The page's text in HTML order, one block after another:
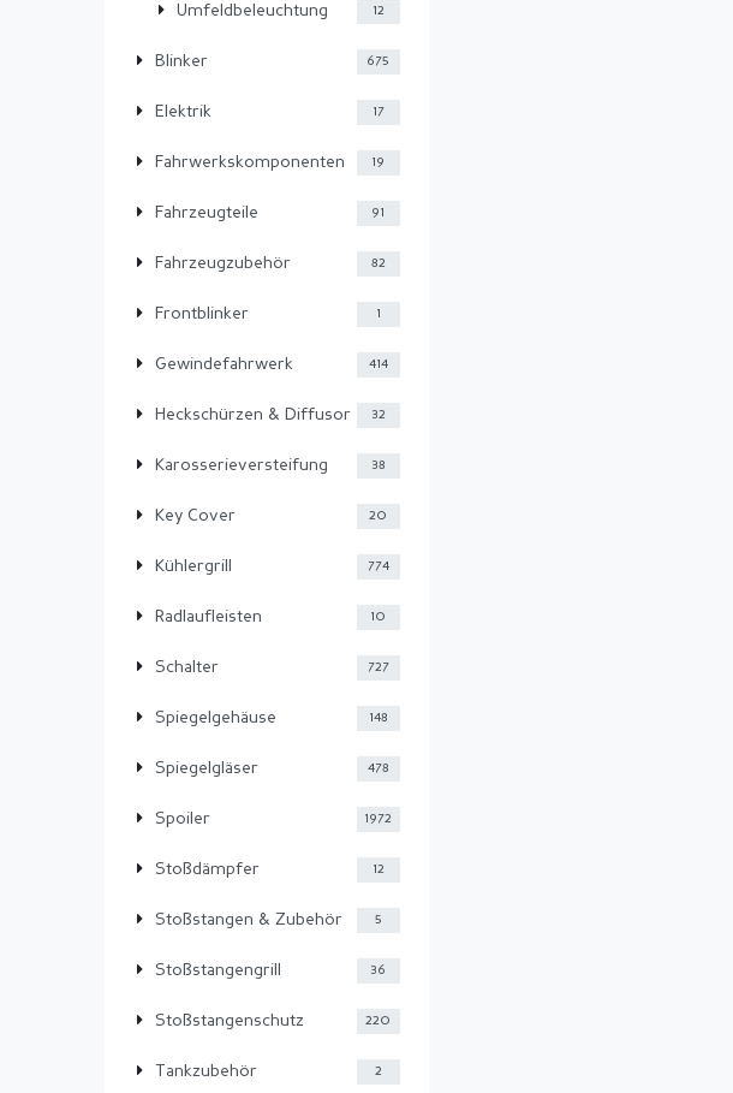
Umfeldbeleuchtung 12
Blinker 675
Elektrik 17
Fahrwerkskomponenten 19
Fahrzeugteile 91
Fahrzeugzubehör 82
Frontblinker 1
Gewindefahrwerk 414
Heckschürzen & Diffusor 32
Karosserieversteifung 38
Key Cover 20
Kühlergrill 774
Radlaufleisten 10
Schalter 727
Spiegelgehäuse 148
Spiegelgläser 478
Spoiler 1972
Stoßdämpfer 12
Stoßstangen & Zubehör 5
Stoßstangengrill 36
Stoßstangenschutz 220
Tankzubehör 2